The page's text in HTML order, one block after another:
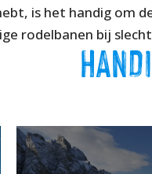
is het handig
rodelbanen bij